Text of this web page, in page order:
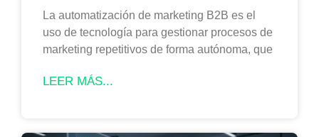
La automatización de marketing B2B es el
uso de tecnología para gestionar procesos de
marketing repetitivos de forma autónoma, que
LEER MÁS...